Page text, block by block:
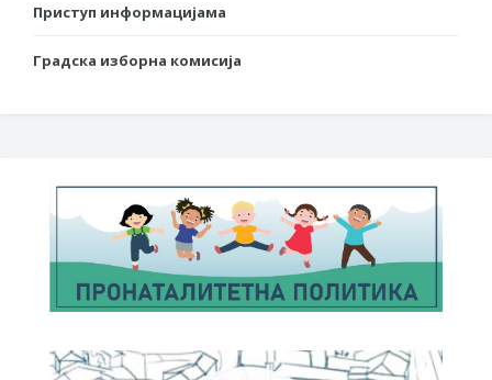
Приступ информацијама
Градска изборна комисија